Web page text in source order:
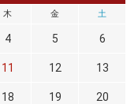
木 金 土
4 5 6
11 12 13
18 19 20